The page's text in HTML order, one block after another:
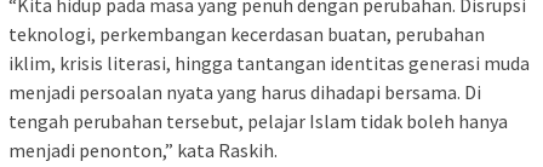
teknologi, perkembangan kecerdasan buatan, perubahan
iklim, krisis literasi, hingga tantangan identitas generasi muda
menjadi persoalan nyata yang harus dihadapi bersama. Di
tengah perubahan tersebut, pelajar Islam tidak boleh hanya
menjadi penonton,” kata Raskih.